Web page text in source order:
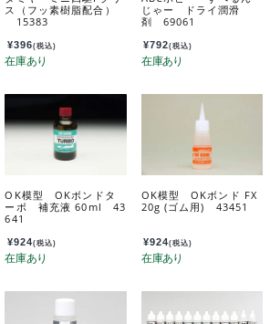
ス（フッ素樹脂配合）
15383
¥396(税込)
じゃー ドライ潤滑
剤 69061
¥792(税込)
OK模型 OKボンドタ
ーボ 補充液 60ml 43
641
¥924(税込)
OK模型 OKボンド FX
20g (ゴム用) 43451
¥924(税込)